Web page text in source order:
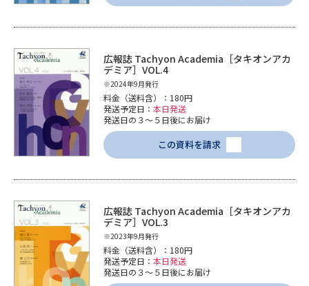
広報誌 Tachyon Academia［タキオンアカ
デミア］VOL.4
※2024年9月発行
料金（送料含）：180円
発送予定日： 本日発送
発送日の３～５日後にお届け
この資料を請求
広報誌 Tachyon Academia［タキオンアカ
デミア］VOL.3
※2023年9月発行
料金（送料含）：180円
発送予定日： 本日発送
発送日の３～５日後にお届け